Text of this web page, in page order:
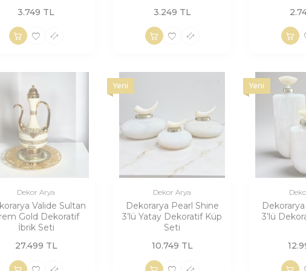
3.749 TL 3.249 TL
Dekor Arya
Valide Sultan
Gold Dekoratif
İbrik Seti
27.499 TL
Yeni
Dekor Arya
Dekorarya Pearl Shine
3’lü Yatay Dekoratif Küp
Seti
10.749 TL
Yeni
3’lü